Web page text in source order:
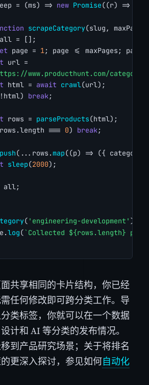
= (ms) => new Promise((r) =>
scrapeCategory(slug,
all = [];
page = 1; page <= maxPages;
url =
www.producthunt.com/
html = await crawl(url);
break;
rows = parseProducts(html);
=== 0) break;
push(...rows.map((p) => ({
sleep(2000);
all;
( 'engineering-development' ).
log(`Collected ${rows.length}
共享相同的卡片结构，你已经
任何修改即可跨分类工作。导
类标签，你就可以在一个数据
计和 AI 等分类的发布情况。
到产品研究场景；关于将排名
更深入探讨，参见如何自动化